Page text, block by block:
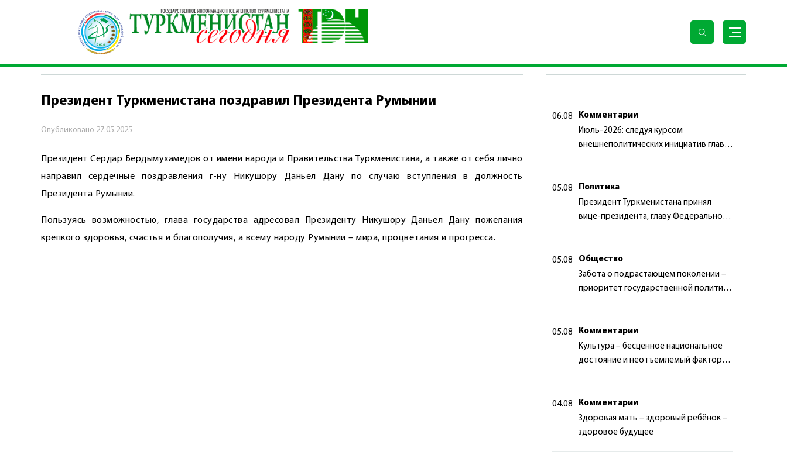
\ Политика \ Президент Туркменистана поздравил Президента Румынии
ПОЛИТИКА
Президент Туркменистана поздравил Президента Румынии
Опубликовано 27.05.2025
Президент Сердар Бердымухамедов от имени народа и Правительства Туркменистана, а также от себя лично
направил сердечные поздравления г-ну Никушору Даньел Дану по случаю вступления в должность
Президента Румынии.
Пользуясь возможностью, глава государства адресовал Президенту Никушору Даньел Дану пожелания
крепкого здоровья, счастья и благополучия, а всему народу Румынии – мира, процветания и прогресса.
06.08
Комментарии
Июль-2026: следуя курсом
внешнеполитических инициатив главы
05.08
Политика
Президент Туркменистана принял
вице-президента, главу Федерального
05.08
Общество
Забота о подрастающем поколении –
приоритет государственной политики
05.08
Комментарии
Культура – бесценное национальное
достояние и неотъемлемый фактор
04.08
Комментарии
Здоровая мать – здоровый ребёнок –
здоровое будущее